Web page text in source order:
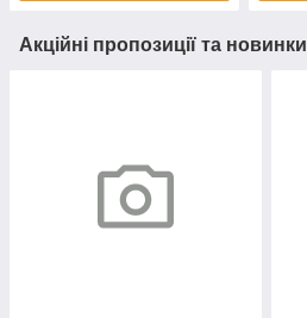
Акційні пропозиції та новинки